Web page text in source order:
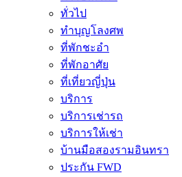
ทั่วไป
ทำบุญโลงศพ
ที่พักชะอำ
ที่พักอาศัย
ที่เที่ยวญี่ปุ่น
บริการ
บริการเช่ารถ
บริการให้เช่า
บ้านมือสองรามอินทรา
ประกัน FWD